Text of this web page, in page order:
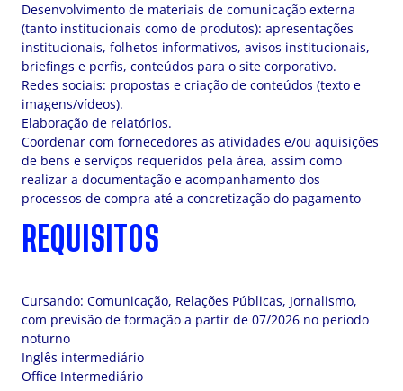
Desenvolvimento de materiais de comunicação externa
(tanto institucionais como de produtos): apresentações
institucionais, folhetos informativos, avisos institucionais,
briefings e perfis, conteúdos para o site corporativo.
Redes sociais: propostas e criação de conteúdos (texto e
imagens/vídeos).
Elaboração de relatórios.
Coordenar com fornecedores as atividades e/ou aquisições
de bens e serviços requeridos pela área, assim como
realizar a documentação e acompanhamento dos
processos de compra até a concretização do pagamento
REQUISITOS
Cursando: Comunicação, Relações Públicas, Jornalismo,
com previsão de formação a partir de 07/2026 no período
noturno
Inglês intermediário
Office Intermediário